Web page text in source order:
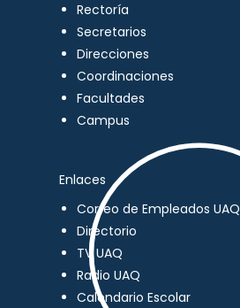
Rectoría
Secretarios
Direcciones
Coordinaciones
Facultades
Campus
Enlaces
Correo de Empleados UAQ
Directorio
TV UAQ
Radio UAQ
Calendario Escolar